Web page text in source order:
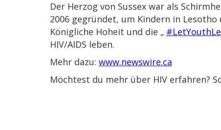
Der Herzog von Sussex war als
2006 gegründet, um Kindern in
Königliche Hoheit und die „
HIV/AIDS leben.
Mehr dazu: www.newswire.ca
Möchtest du mehr über HIV erfahren?